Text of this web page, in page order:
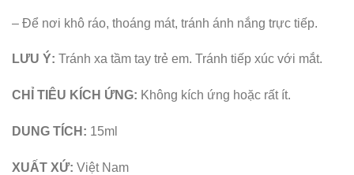
– Để nơi khô ráo, thoáng mát, tránh ánh nắng trực tiếp.
LƯU Ý: Tránh xa tầm tay trẻ em. Tránh tiếp xúc với mắt.
CHỈ TIÊU KÍCH ỨNG: Không kích ứng hoặc rất ít.
DUNG TÍCH: 15ml
XUẤT XỨ: Việt Nam